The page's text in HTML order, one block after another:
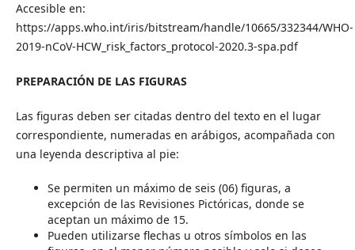
Accesible en:
https://apps.who.int/iris/bitstream/handle/10665/332344/WHO-
2019-nCoV-HCW_risk_factors_protocol-2020.3-spa.pdf
PREPARACIÓN DE LAS FIGURAS
Las figuras deben ser citadas dentro del texto en el lugar
correspondiente, numeradas en arábigos, acompañada con
una leyenda descriptiva al pie:
Se permiten un máximo de seis (06) figuras, a
excepción de las Revisiones Pictóricas, donde se
aceptan un máximo de 15.
Pueden utilizarse flechas u otros símbolos en las